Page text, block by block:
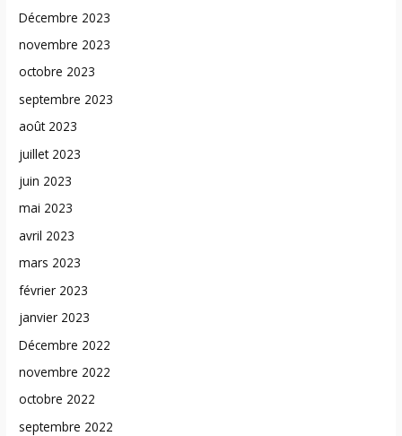
Décembre 2023
novembre 2023
octobre 2023
septembre 2023
août 2023
juillet 2023
juin 2023
mai 2023
avril 2023
mars 2023
février 2023
janvier 2023
Décembre 2022
novembre 2022
octobre 2022
septembre 2022